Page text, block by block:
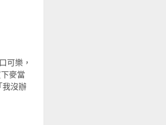
可樂，
麥當
我沒辦